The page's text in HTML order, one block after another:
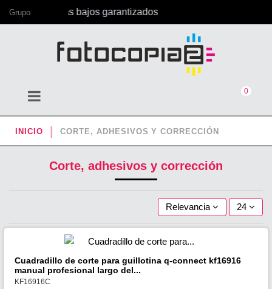
Grupoprecios más bajos garantizados
0
INICIO CORTE, ADHESIVOS Y CORRECCIÓN
Corte, adhesivos y corrección
Relevancia 24
Cuadradillo de corte para guillotina q-connect kf16916
manual profesional largo del...
KF16916C